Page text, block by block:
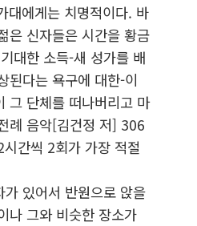
대에게는 치명적이다. 바
은 신자들은 시간을 황금
대한 소득-새 성가를 배
된다는 욕구에 대한-이
그 단체를 떠나버리고 마
례 음악[김건정 저] 306
간씩 2회가 가장 적절
있어서 반원으로 앉을
나 그와 비슷한 장소가